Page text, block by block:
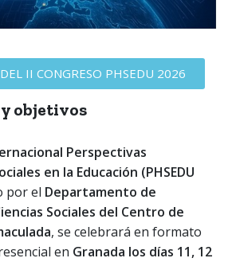
II CONGRESO PHSEDU 2026
objetivos
Perspectivas
en la Educación (PHSEDU
por el Departamento de
Sociales del Centro de
, se celebrará en formato
en Granada los días 11, 12